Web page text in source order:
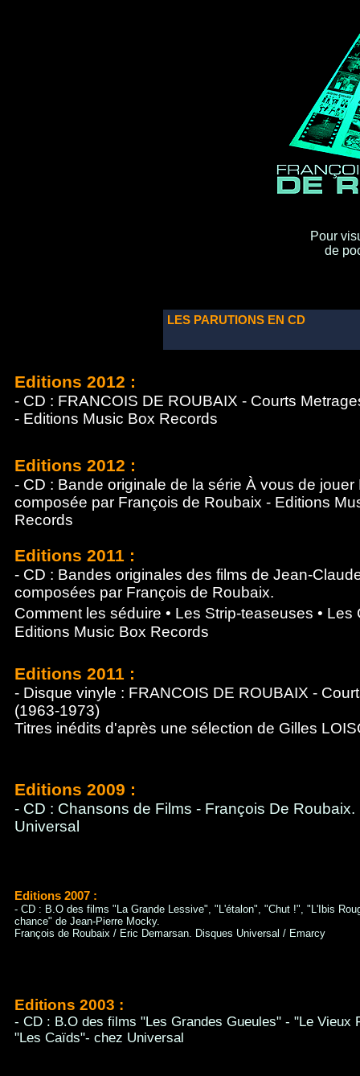
Pour
de
LES PARUTIONS EN CD
Editions 2012 :
- CD : FRANCOIS DE ROUBAIX - Courts
- Editions Music Box Records
Editions 2012 :
- CD : Bande originale de la série À vous de jouer
composée par François de Roubaix - Editions
Records
Editions 2011 :
- CD : Bandes originales des films de Jean-
composées par François de Roubaix.
Comment les séduire • Les Strip-teaseuses • Les
Editions Music Box Records
Editions 2011 :
- Disque vinyle : FRANCOIS DE ROUBAIX -
(1963-1973)
Titres inédits d'après une sélection de Gilles
Editions 2009 :
- CD : Chansons de Films - François De Roubaix.
Universal
Editions 2007 :
- CD : B.O des films "La Grande Lessive", "L'étalon", "Chut !", "L'Ibis
chance" de Jean-Pierre Mocky.
François de Roubaix / Eric Demarsan. Disques Universal / Emarcy
Editions 2003 :
- CD : B.O des films "Les Grandes Gueules" - "Le Vieux
"Les Caïds"- chez Universal